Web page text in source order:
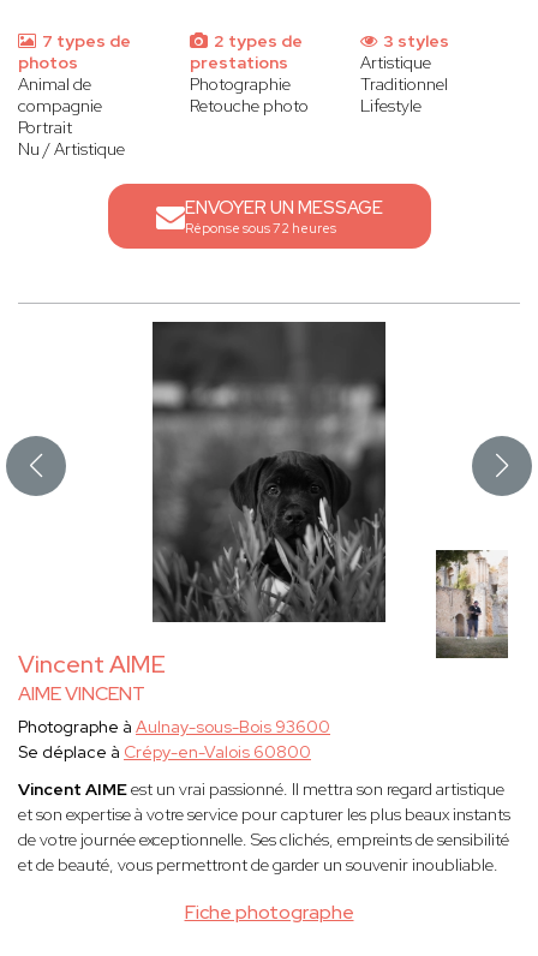
7 types de
photos
Animal de
compagnie
Portrait
Nu / Artistique
2 types de
prestations
Photographie
Retouche photo
3 styles
Artistique
Traditionnel
Lifestyle
ENVOYER UN MESSAGE
Réponse sous 72 heures
Vincent AIME
AIME VINCENT
Fiche photographe
Photographe à Aulnay-sous-Bois 93600
Se déplace à Crépy-en-Valois 60800
Vincent AIMEest un vrai passionné. Il mettra son regard artistique
et son expertise à votre service pour capturer les plus beaux instants
de votre journée exceptionnelle. Ses clichés, empreints de sensibilité
et de beauté, vous permettront de garder un souvenir inoubliable.